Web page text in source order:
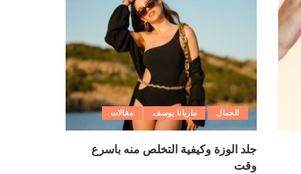
الجمال ماريانا يوسف مقالات
جلد الوزة وكيفية التخلص منه باسرع
وقت